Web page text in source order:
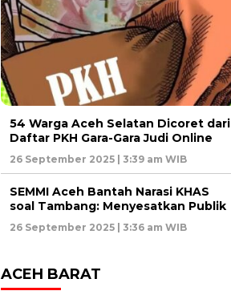
54 Warga Aceh Selatan Dicoret dari
Daftar PKH Gara-Gara Judi Online
26 September 2025 | 3:39 am WIB
SEMMI Aceh Bantah Narasi KHAS
soal Tambang: Menyesatkan Publik
26 September 2025 | 3:36 am WIB
ACEH BARAT